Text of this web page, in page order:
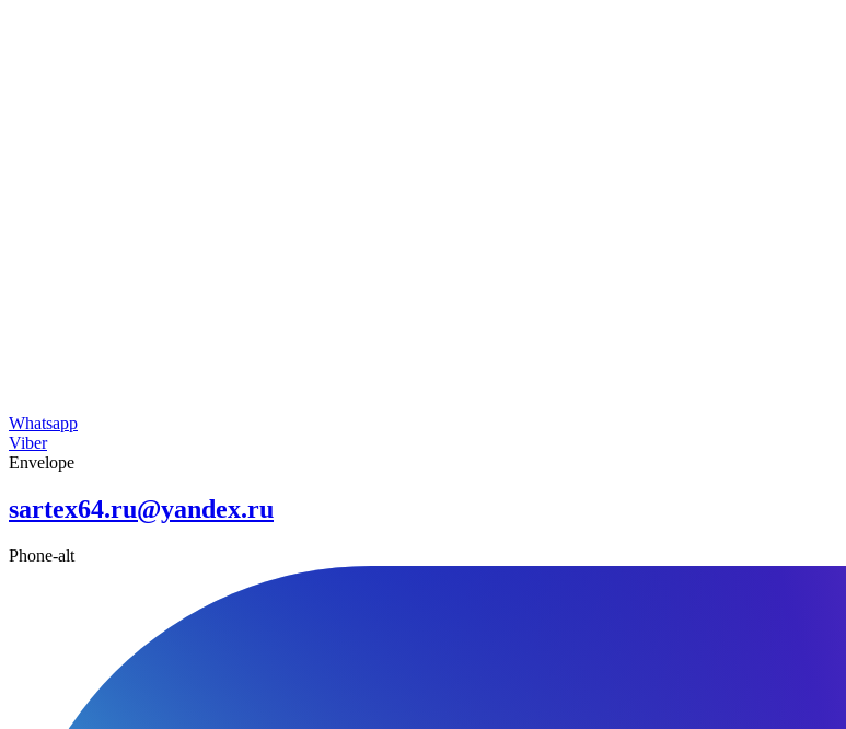
Whatsapp
Viber
Envelope
sartex64.ru@yandex.ru
Phone-alt